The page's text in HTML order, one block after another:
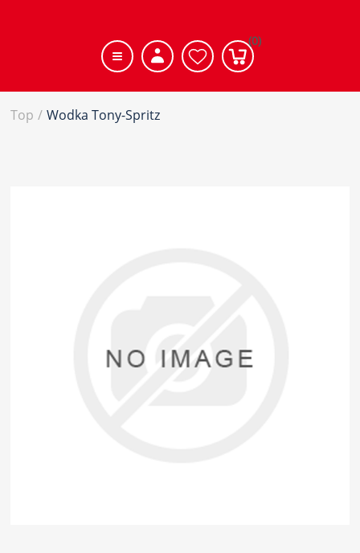
(0)
Top / Wodka Tony-Spritz